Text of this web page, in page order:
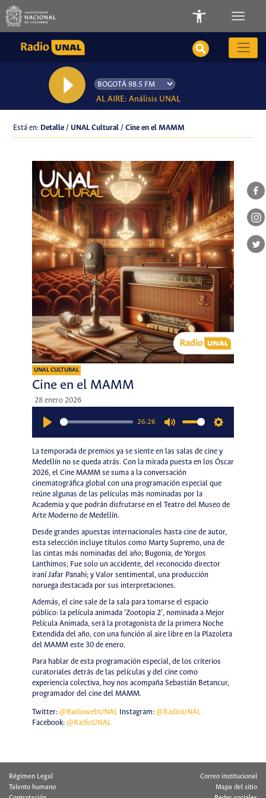
AL AIRE: Análisis UNAL
Está en: Detalle / UNAL Cultural / Cine en el MAMM
UNAL CULTURAL
Cine en el MAMM
28 enero 2026
26:26
La temporada de premios ya se siente en las salas de cine y
Medellín no se queda atrás. Con la mirada puesta en los Óscar
2026, el Cine MAMM se suma a la conversación
cinematográfica global con una programación especial que
reúne algunas de las películas más nominadas por la
Academia y que podrán disfrutarse en el Teatro del Museo de
Arte Moderno de Medellín.
Desde grandes apuestas internacionales hasta cine de autor,
esta selección incluye títulos como Marty Supremo, una de
las cintas más nominadas del año; Bugonia, de Yorgos
Lanthimos; Fue solo un accidente, del reconocido director
iraní Jafar Panahi; y Valor sentimental, una producción
noruega destacada por sus interpretaciones.
Además, el cine sale de la sala para tomarse el espacio
público: la película animada ‘Zootopia 2’, nominada a Mejor
Película Animada, será la protagonista de la primera Noche
Extendida del año, con una función al aire libre en la Plazoleta
del MAMM este 30 de enero.
Para hablar de esta programación especial, de los criterios
curatoriales detrás de las películas y del cine como
experiencia colectiva, hoy nos acompaña Sebastián Betancur,
programador del cine del MAMM.
Twitter: @RadiowebUNALInstagram: @RadioUNAL
Facebook: @RadioUNAL
Régimen Legal
Talento humano
Correo institucional
Mapa del sitio